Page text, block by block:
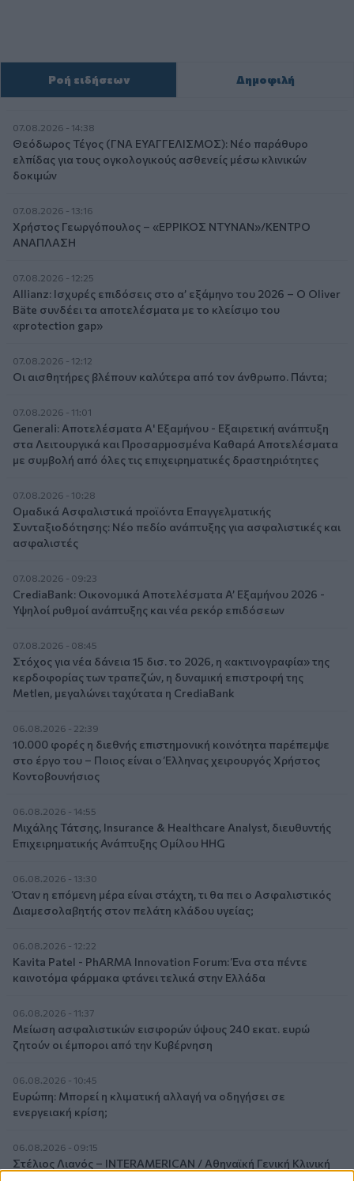
Ροή ειδήσεων Δημοφιλή
07.08.2026 - 14:38
Θεόδωρος Τέγος (ΓΝΑ ΕΥΑΓΓΕΛΙΣΜΟΣ): Νέο παράθυρο
ελπίδας για τους ογκολογικούς ασθενείς μέσω κλινικών
δοκιμών
07.08.2026 - 13:16
Χρήστος Γεωργόπουλος – «ΕΡΡΙΚΟΣ ΝΤΥΝΑΝ»/ΚΕΝΤΡΟ
ΑΝΑΠΛΑΣΗ
07.08.2026 - 12:25
Allianz: Ισχυρές επιδόσεις στο α’ εξάμηνο του 2026 – Ο Oliver
Bäte συνδέει τα αποτελέσματα με το κλείσιμο του
«protection gap»
07.08.2026 - 12:12
Οι αισθητήρες βλέπουν καλύτερα από τον άνθρωπο. Πάντα;
07.08.2026 - 11:01
Generali: Αποτελέσματα Α' Εξαμήνου - Εξαιρετική ανάπτυξη
στα Λειτουργικά και Προσαρμοσμένα Καθαρά Αποτελέσματα
με συμβολή από όλες τις επιχειρηματικές δραστηριότητες
07.08.2026 - 10:28
Ομαδικά Ασφαλιστικά προϊόντα Επαγγελματικής
Συνταξιοδότησης: Νέο πεδίο ανάπτυξης για ασφαλιστικές και
ασφαλιστές
07.08.2026 - 09:23
CrediaBank: Οικονομικά Αποτελέσματα A’ Εξαμήνου 2026 -
Υψηλοί ρυθμοί ανάπτυξης και νέα ρεκόρ επιδόσεων
07.08.2026 - 08:45
Στόχος για νέα δάνεια 15 δισ. το 2026, η «ακτινογραφία» της
κερδοφορίας των τραπεζών, η δυναμική επιστροφή της
Metlen, μεγαλώνει ταχύτατα η CrediaBank
06.08.2026 - 22:39
10.000 φορές η διεθνής επιστημονική κοινότητα παρέπεμψε
στο έργο του – Ποιος είναι ο Έλληνας χειρουργός Χρήστος
Κοντοβουνήσιος
06.08.2026 - 14:55
Μιχάλης Τάτσης, Insurance & Healthcare Analyst, διευθυντής
Επιχειρηματικής Ανάπτυξης Ομίλου HHG
06.08.2026 - 13:30
Όταν η επόμενη μέρα είναι στάχτη, τι θα πει ο Ασφαλιστικός
Διαμεσολαβητής στον πελάτη κλάδου υγείας;
06.08.2026 - 12:22
Kavita Patel - PhARMA Innovation Forum: Ένα στα πέντε
καινοτόμα φάρμακα φτάνει τελικά στην Ελλάδα
06.08.2026 - 11:37
Μείωση ασφαλιστικών εισφορών ύψους 240 εκατ. ευρώ
ζητούν οι έμποροι από την Κυβέρνηση
06.08.2026 - 10:45
Ευρώπη: Μπορεί η κλιματική αλλαγή να οδηγήσει σε
ενεργειακή κρίση;
06.08.2026 - 09:15
Στέλιος Λιανός – INTERAMERICAN / Αθηναϊκή Γενική Κλινική